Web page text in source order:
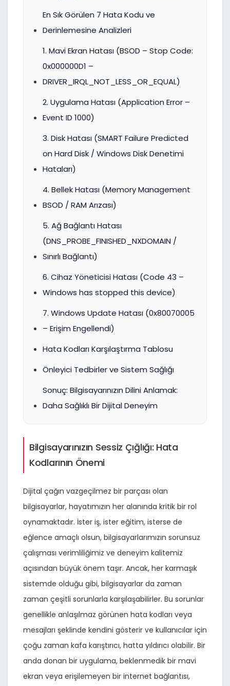
En Sık Görülen 7 Hata Kodu ve
Derinlemesine Analizleri
1. Mavi Ekran Hatası (BSOD – Stop Code:
0x000000D1 –
DRIVER_IRQL_NOT_LESS_OR_EQUAL)
2. Uygulama Hatası (Application Error –
Event ID 1000)
3. Disk Hatası (SMART Failure Predicted
on Hard Disk / Windows Disk Denetimi
Hataları)
4. Bellek Hatası (Memory Management
BSOD / RAM Arızası)
5. Ağ Bağlantı Hatası
(DNS_PROBE_FINISHED_NXDOMAIN /
Sınırlı Bağlantı)
6. Cihaz Yöneticisi Hatası (Code 43 –
Windows has stopped this device)
7. Windows Update Hatası (0x80070005
– Erişim Engellendi)
Hata Kodları Karşılaştırma Tablosu
Önleyici Tedbirler ve Sistem Sağlığı
Sonuç: Bilgisayarınızın Dilini Anlamak:
Daha Sağlıklı Bir Dijital Deneyim
Bilgisayarınızın Sessiz Çığlığı: Hata
Kodlarının Önemi
Dijital çağın vazgeçilmez bir parçası olan
bilgisayarlar, hayatımızın her alanında kritik bir rol
oynamaktadır. İster iş, ister eğitim, isterse de
eğlence amaçlı olsun, bilgisayarlarımızın sorunsuz
çalışması verimliliğimiz ve deneyim kalitemiz
açısından büyük önem taşır. Ancak, her karmaşık
sistemde olduğu gibi, bilgisayarlar da zaman
zaman çeşitli sorunlarla karşılaşabilirler. Bu sorunlar
genellikle anlaşılmaz görünen hata kodları veya
mesajları şeklinde kendini gösterir ve kullanıcılar için
çoğu zaman kafa karıştırıcı, hatta yıldırıcı olabilir. Bir
anda donan bir uygulama, beklenmedik bir mavi
ekran veya erişilemeyen bir internet bağlantısı,